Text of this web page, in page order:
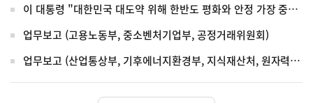
이 대통령 "대한민국 대도약 위해 한반도 평화와 안정 가장 중요"
업무보고 (고용노동부, 중소벤처기업부, 공정거래위원회)
업무보고 (산업통상부, 기후에너지환경부, 지식재산처, 원자력안전위원회, 기상청)